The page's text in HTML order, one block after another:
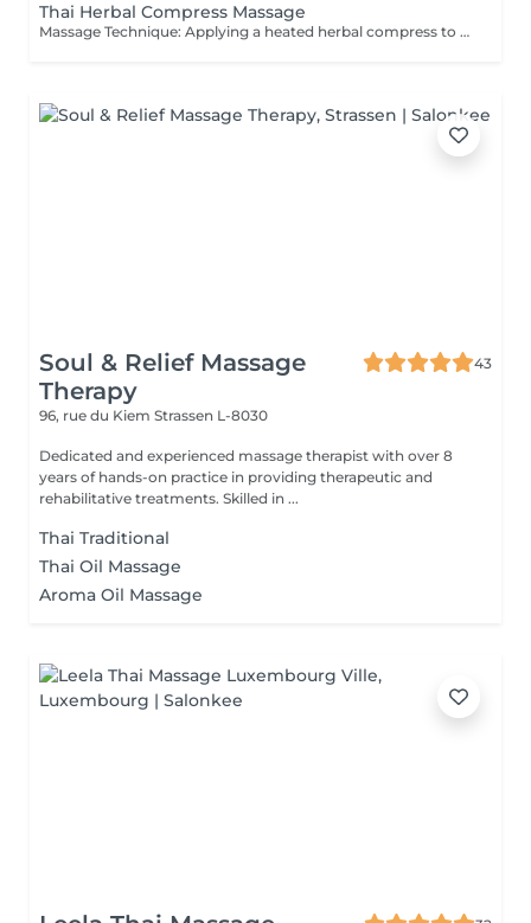
Thai Herbal Compress Massage
Massage Technique: Applying a heated herbal compress to the body to soothe and ease muscle tension. A Thai massage with a hot herbal compress promotes emotional well-being while relaxing tight muscles and stiffness. Adhering to traditional methods, a muslin cloth packed with aromatic spices and herbs is gently steamed to deliver its deeply comforting and nourishing properties.
Soul & Relief Massage
Therapy
43
96, rue du Kiem Strassen L-8030
Dedicated and experienced massage therapist with over 8
years of hands-on practice in providing therapeutic and
rehabilitative treatments. Skilled in ...
Thai Traditional
Thai Oil Massage
Aroma Oil Massage